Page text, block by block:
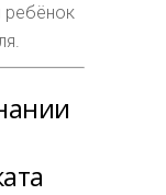
ребёнок